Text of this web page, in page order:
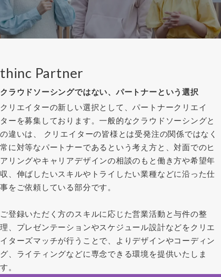
thinc Partner
クラウドソーシングではない、パートナーという選択
クリエイターの新しい選択として、パートナークリエイ
ターを募集しております。一般的なクラウドソーシングと
の違いは、 クリエイターの皆様とは受発注の関係ではなく
常に対等なパートナーであるという考え方と、対面でのヒ
アリングやキャリアデザインの相談のもと働き方や希望年
収、伸ばしたいスキルやトライしたい業種などに沿った仕
事をご依頼している部分です。
ご登録いただく方のスキルに応じた営業活動と与件の整
理、プレゼンテーションやスケジュール設計などをクリエ
イターズマッチが行うことで、よりデザインやコーディン
グ、ライティングなどに専念できる環境を提供いたしま
す。